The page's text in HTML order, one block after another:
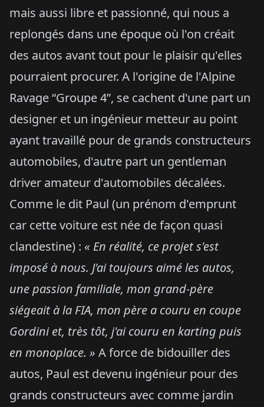
mais aussi libre et passionné, qui nous a
replongés dans une époque où l'on créait
des autos avant tout pour le plaisir qu'elles
pourraient procurer. A l'origine de l'Alpine
Ravage “Groupe 4”, se cachent d'une part un
designer et un ingénieur metteur au point
ayant travaillé pour de grands constructeurs
automobiles, d'autre part un gentleman
driver amateur d'automobiles décalées.
Comme le dit Paul (un prénom d'emprunt
car cette voiture est née de façon quasi
clandestine) : « En réalité, ce projet s'est
imposé à nous. J'ai toujours aimé les autos,
une passion familiale, mon grand-père
siégeait à la FIA, mon père a couru en coupe
Gordini et, très tôt, j'ai couru en karting puis
en monoplace. » A force de bidouiller des
autos, Paul est devenu ingénieur pour des
grands constructeurs avec comme jardin